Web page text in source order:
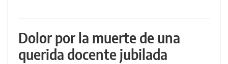
Dolor por la muerte de una
querida docente jubilada